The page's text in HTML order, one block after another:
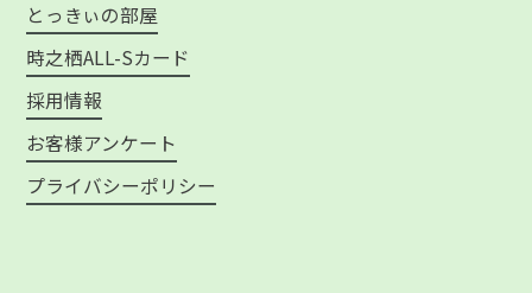
とっきぃの部屋
時之栖ALL-Sカード
採用情報
お客様アンケート
プライバシーポリシー